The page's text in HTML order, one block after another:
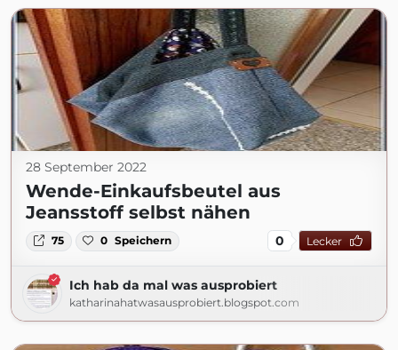
28 September 2022
Wende-Einkaufsbeutel aus
Jeansstoff selbst nähen
75 0 Speichern 0 Lecker
Ich hab da mal was ausprobiert
katharinahatwasausprobiert.blogspot.com